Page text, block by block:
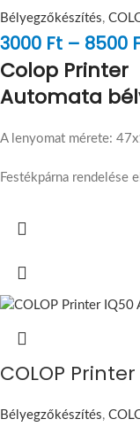
Bélyegzőkészítés,
3000 Ft – 8500
Colop Printer
Automata
A lenyomat mérete:
Festékpárna rendelése
COLOP
Bélyegzőkészítés,